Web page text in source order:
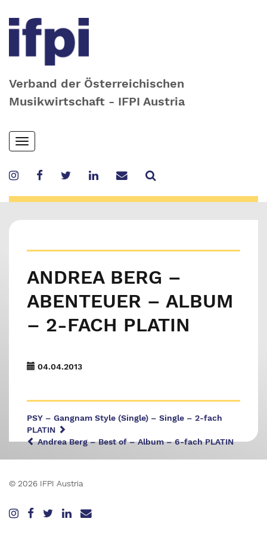
Verband der Österreichischen
Musikwirtschaft - IFPI Austria
Skip
to
content
Toggle
navigation
ANDREA BERG –
ABENTEUER – ALBUM
– 2-FACH PLATIN
04.04.2013
PSY – Gangnam Style (Single) – Single – 2-fach
PLATIN
Andrea Berg – Best of – Album – 6-fach PLATIN
© 2026 IFPI Austria